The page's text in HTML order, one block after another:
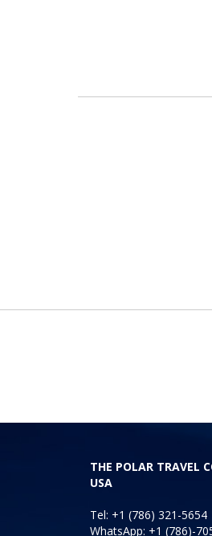
THE POLAR TRAVEL
USA
Tel: +1 (786) 321-5654
WhatsApp: +1 (786)-